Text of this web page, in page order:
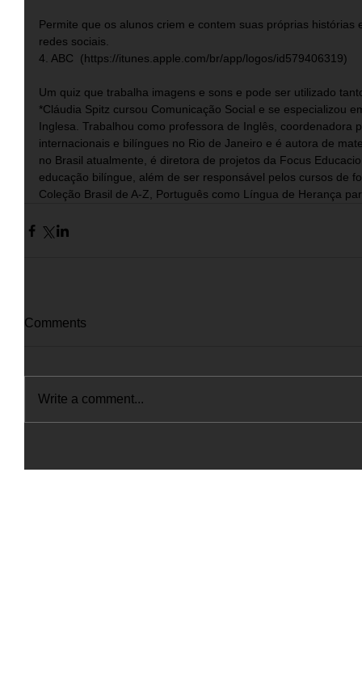
Permite que os alunos criem e contem suas próprias
redes sociais.
4. ABC  (https://itunes.apple.com/br/app/logos/id579406319)
Um quiz que trabalha imagens e sons e pode ser utilizado
*Cláudia Spitz cursou Comunicação Social e se especializou
Inglesa. Trabalhou como professora de Inglês, coordenadora
internacionais e bilíngues no Rio de Janeiro e é autora de
no Brasil atualmente, é diretora de projetos da Focus
educação bilíngue, além de ser responsável pelos cursos de
Coleção Brasil de A-Z, Português como Língua de Herança
Comments
Write a comment...